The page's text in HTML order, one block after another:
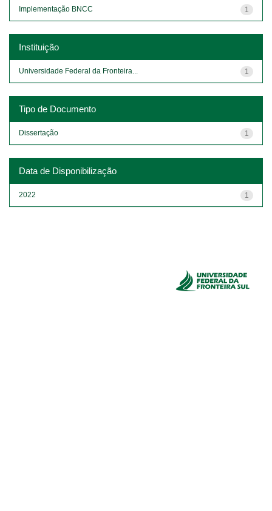
1
Implementação BNCC
Instituição
1
Universidade Federal da Fronteira...
Tipo de Documento
1
Dissertação
Data de Disponibilização
1
2022